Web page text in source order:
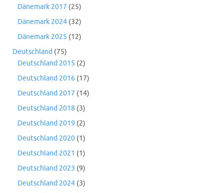
Dänemark 2017 (25)
Dänemark 2024 (32)
Dänemark 2025 (12)
Deutschland (75)
Deutschland 2015 (2)
Deutschland 2016 (17)
Deutschland 2017 (14)
Deutschland 2018 (3)
Deutschland 2019 (2)
Deutschland 2020 (1)
Deutschland 2021 (1)
Deutschland 2023 (9)
Deutschland 2024 (3)